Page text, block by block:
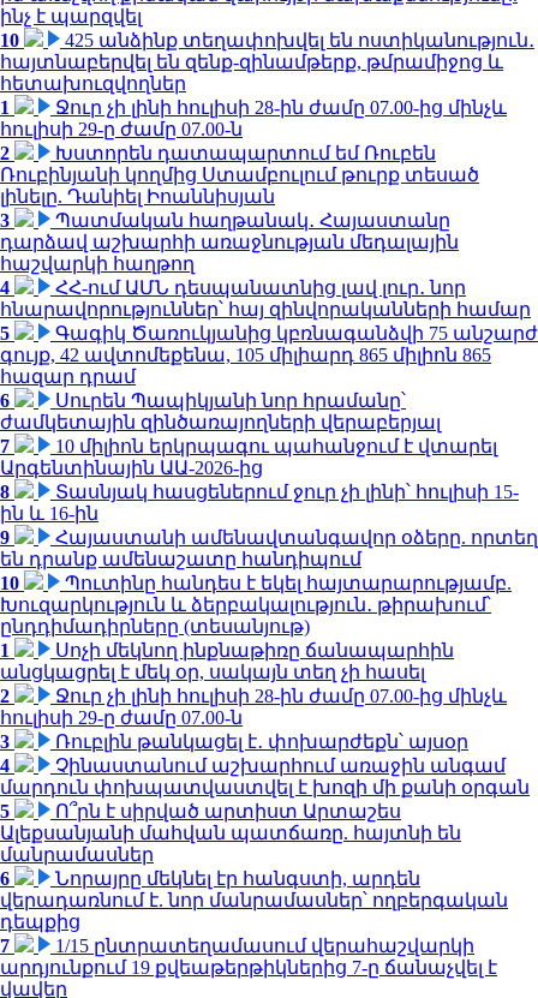
ինչ է պարզվել
10
425 անձինք տեղափոխվել են ոստիկանություն․
հայտնաբերվել են զենք-զինամթերք, թմրամիջոց և
հետախուզվողներ
1
Ջուր չի լինի հուլիսի 28-ին ժամը 07.00-ից մինչև
հուլիսի 29-ը ժամը 07.00-ն
2
Խստորեն դատապարտում եմ Ռուբեն
Ռուբինյանի կողմից Ստամբուլում թուրք տեսած
լինելը. Դանիել Իոաննիսյան
3
Պատմական հաղթանակ․ Հայաստանը
դարձավ աշխարհի առաջնության մեդալային
հաշվարկի հաղթող
4
ՀՀ-ում ԱՄՆ դեսպանատնից լավ լուր․ նոր
հնարավորություններ՝ հայ զինվորականների համար
5
Գագիկ Ծառուկյանից կբռնագանձվի 75 անշարժ
գույք, 42 ավտոմեքենա, 105 միլիարդ 865 միլիոն 865
հազար դրամ
6
Սուրեն Պապիկյանի նոր հրամանը՝
ժամկետային զինծառայողների վերաբերյալ
7
10 միլիոն երկրպագու պահանջում է վտարել
Արգենտինային ԱԱ-2026-ից
8
Տասնյակ հասցեներում ջուր չի լինի՝ հուլիսի 15-
ին և 16-ին
9
Հայաստանի ամենավտանգավոր օձերը. որտեղ
են դրանք ամենաշատը հանդիպում
10
Պուտինը հանդես է եկել հայտարարությամբ.
Խուզարկություն և ձերբակալություն․ թիրախում՝
ընդդիմադիրները (տեսանյութ)
1
Սոչի մեկնող ինքնաթիռը ճանապարհին
անցկացրել է մեկ օր, սակայն տեղ չի հասել
2
Ջուր չի լինի հուլիսի 28-ին ժամը 07.00-ից մինչև
հուլիսի 29-ը ժամը 07.00-ն
3
Ռուբլին թանկացել է․ փոխարժեքն՝ այսօր
4
Չինաստանում աշխարհում առաջին անգամ
մարդուն փոխպատվաստվել է խոզի մի քանի օրգան
5
Ո՞րն է սիրված արտիստ Արտաշես
Ալեքսանյանի մահվան պատճառը. հայտնի են
մանրամասներ
6
Նորայրը մեկնել էր հանգստի, արդեն
վերադառնում է. նոր մանրամասներ՝ ողբերգական
դեպքից
7
1/15 ընտրատեղամասում վերահաշվարկի
արդյունքում 19 քվեաթերթիկներից 7-ը ճանաչվել է
վավեր